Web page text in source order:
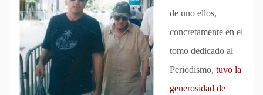
de uno ellos,
concretamente en el
tomo dedicado al
Periodismo, tuvo la
generosidad de